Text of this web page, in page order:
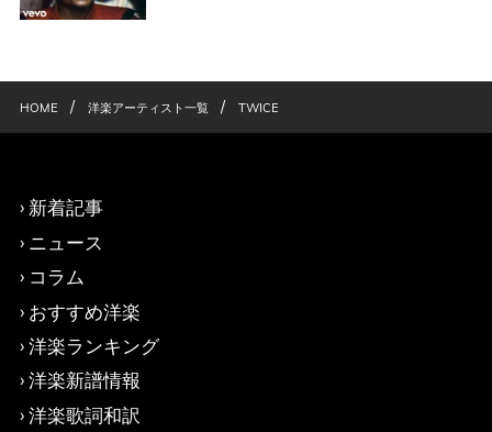
HOME / 洋楽アーティスト一覧 / TWICE
新着記事
ニュース
コラム
おすすめ洋楽
洋楽ランキング
洋楽新譜情報
洋楽歌詞和訳